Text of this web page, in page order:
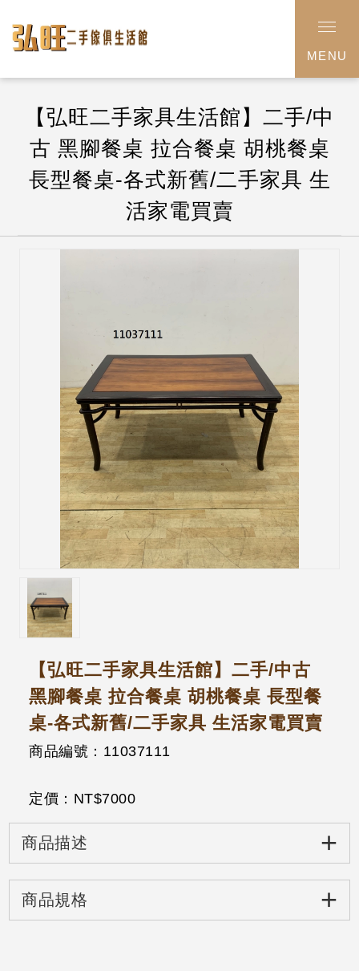
MENU
【弘旺二手家具生活館】二手/中
古 黑腳餐桌 拉合餐桌 胡桃餐桌
長型餐桌-各式新舊/二手家具 生
活家電買賣
【弘旺二手家具生活館】二手/中古
黑腳餐桌 拉合餐桌 胡桃餐桌 長型餐
桌-各式新舊/二手家具 生活家電買賣
商品編號：11037111
定價：NT$7000
+
商品描述
+
商品規格